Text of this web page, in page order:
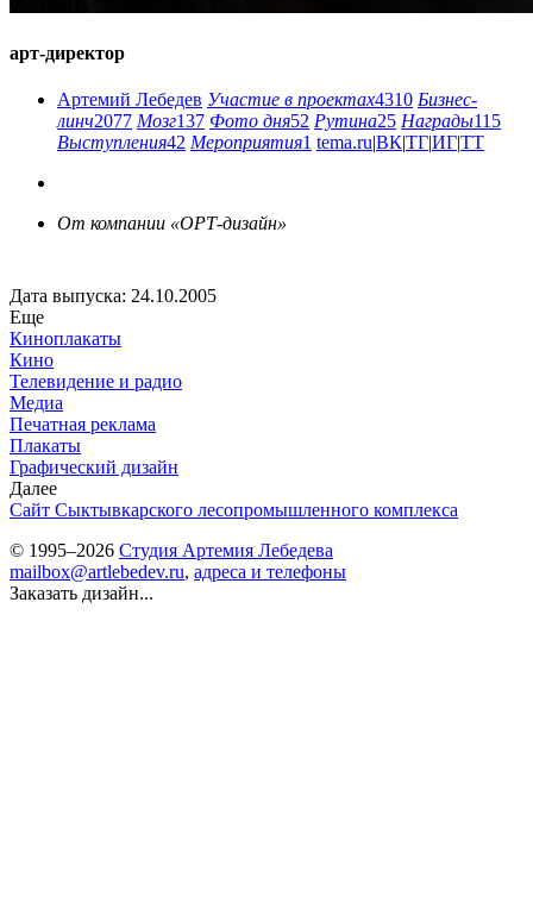
арт-директор
Артемий Лебедев Участие в проектах4310 Бизнес-
линч2077 Мозг137 Фото дня52 Рутина25 Награды115
Выступления42 Мероприятия1 tema.ru|ВК|ТГ|ИГ|ТТ
От компании «ОРТ-дизайн»
Дата выпуска: 24.10.2005
Еще
Киноплакаты
Кино
Телевидение и радио
Медиа
Печатная реклама
Плакаты
Графический дизайн
Далее
Сайт Сыктывкарского лесопромышленного комплекса
© 1995–2026 Студия Артемия Лебедева
mailbox@artlebedev.ru, адреса и телефоны
Заказать дизайн...